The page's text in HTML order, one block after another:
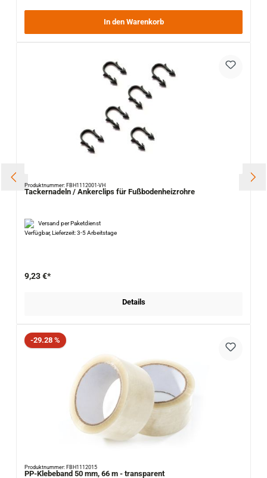
In den Warenkorb
Produktnummer: FBH1112001-VH
Tackernadeln / Ankerclips für Fußbodenheizrohre
Versand per Paketdienst
Verfügbar, Lieferzeit: 3-5 Arbeitstage
9,23 €*
Details
Rabatt
-29.28 %
Produktnummer: FBH1112015
PP-Klebeband 50 mm, 66 m - transparent